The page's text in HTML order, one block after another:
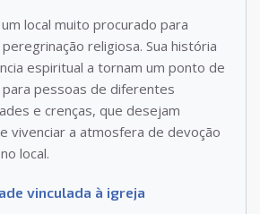
local muito procurado para
religiosa. Sua história
espiritual a tornam um ponto de
pessoas de diferentes
e crenças, que desejam
vivenciar a atmosfera de devoção
local.
vinculada à igreja